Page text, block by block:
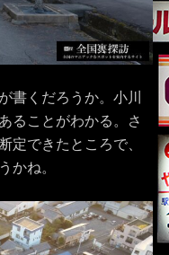
書くだろうか。小川
ることがわかる。さ
定できたところで、
かね。